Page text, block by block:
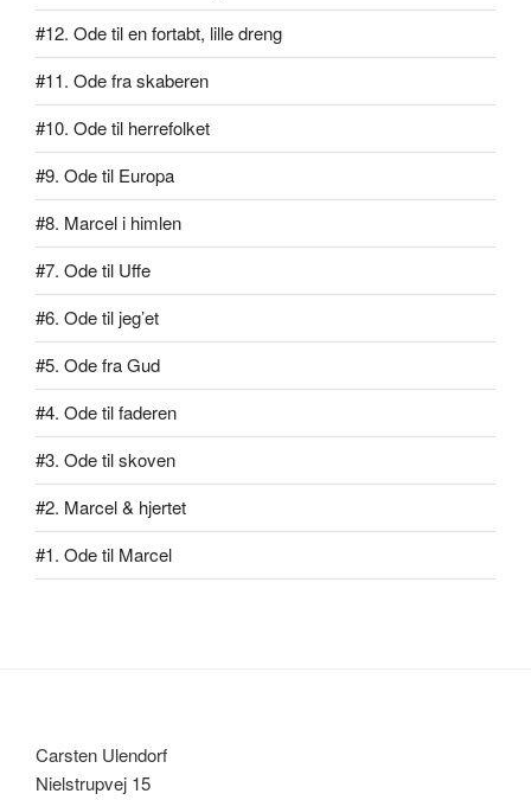
#12. Ode til en fortabt, lille dreng
#11. Ode fra skaberen
#10. Ode til herrefolket
#9. Ode til Europa
#8. Marcel i himlen
#7. Ode til Uffe
#6. Ode til jeg’et
#5. Ode fra Gud
#4. Ode til faderen
#3. Ode til skoven
#2. Marcel & hjertet
#1. Ode til Marcel
Carsten Ulendorf
Nielstrupvej 15